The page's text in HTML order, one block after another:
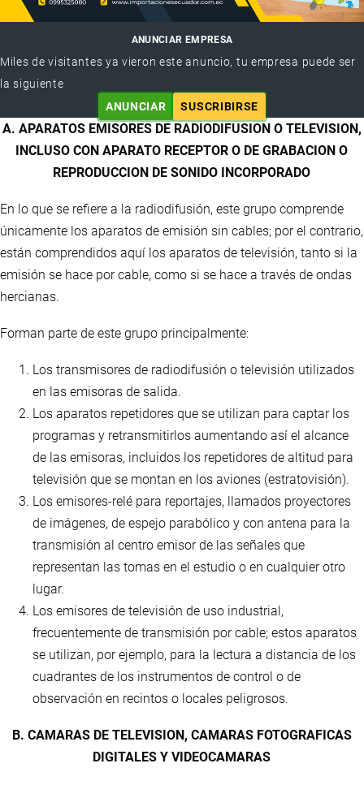
ANUNCIAR EMPRESA
Miles de visitantes ya vieron este anuncio, tu empresa puede ser
la siguiente
ANUNCIAR
SUSCRIBIRSE
A. APARATOS EMISORES DE RADIODIFUSION O TELEVISION,
INCLUSO CON APARATO RECEPTOR O DE GRABACION O
REPRODUCCION DE SONIDO INCORPORADO
En lo que se refiere a la radiodifusión, este grupo comprende
únicamente los aparatos de emisión sin cables; por el contrario,
están comprendidos aquí los aparatos de televisión, tanto si la
emisión se hace por cable, como si se hace a través de ondas
hercianas.
Forman parte de este grupo principalmente:
Los transmisores de radiodifusión o televisión utilizados
en las emisoras de salida.
Los aparatos repetidores que se utilizan para captar los
programas y retransmitirlos aumentando así el alcance
de las emisoras, incluidos los repetidores de altitud para
televisión que se montan en los aviones (estratovisión).
Los emisores-relé para reportajes, llamados proyectores
de imágenes, de espejo parabólico y con antena para la
transmisión al centro emisor de las señales que
representan las tomas en el estudio o en cualquier otro
lugar.
Los emisores de televisión de uso industrial,
frecuentemente de transmisión por cable; estos aparatos
se utilizan, por ejemplo, para la lectura a distancia de los
cuadrantes de los instrumentos de control o de
observación en recintos o locales peligrosos.
B. CAMARAS DE TELEVISION, CAMARAS FOTOGRAFICAS
DIGITALES Y VIDEOCAMARAS